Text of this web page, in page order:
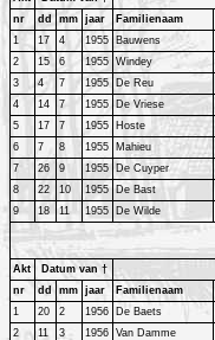
nr
dd mm jaar Familienaam
1
17 4 1955 Bauwens
2
15 6 1955 Windey
3
4 7 1955 De Reu
4
14 7 1955 De Vriese
5
17 7 1955 Hoste
6
7 8 1955 Mahieu
7
26 9 1955 De Cuyper
8
22 10 1955 De Bast
9
18 11 1955 De Wilde
Akt
Datum van †
nr
dd mm jaar Familienaam
1
20 2 1956 De Baets
2
11 3 1956 Van Damme